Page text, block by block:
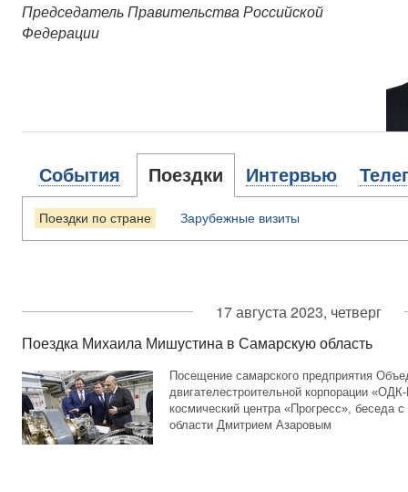
Председатель Правительства Российской
Федерации
События Поездки Интервью
Поездки по стране Зарубежные визиты
17 августа 2023, четверг
Поездка Михаила Мишустина в Самарскую область
Посещение самарского предприятия
двигателестроительной корпорации
космический центра «Прогресс», беседа
области Дмитрием Азаровым